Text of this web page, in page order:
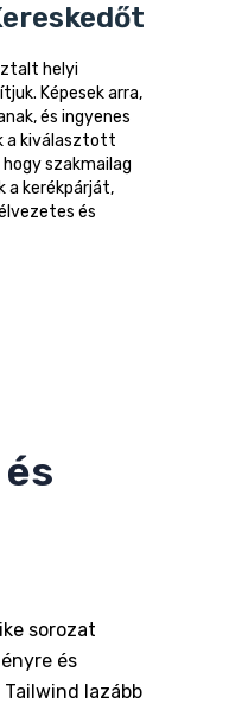
helyi
Képesek arra,
és ingyenes
a kiválasztott
hogy szakmailag
a kerékpárját,
és
sorozat
és
lazább